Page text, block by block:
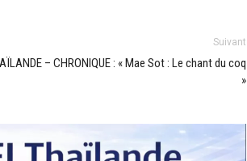
Suivant
– CHRONIQUE : « Mae Sot : Le chant du coq
»